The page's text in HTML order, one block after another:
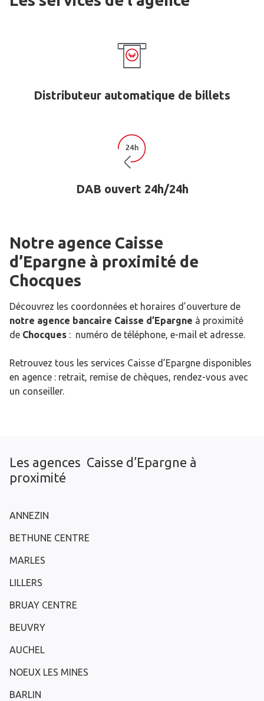
Distributeur automatique de billets
DAB ouvert 24h/24h
Notre agence Caisse
d’Epargne à proximité de
Chocques
Découvrez les coordonnées et horaires d’ouverture de
notre agence bancaire Caisse d’Epargne à proximité
de Chocques : numéro de téléphone, e-mail et adresse.
Retrouvez tous les services Caisse d’Epargne disponibles
en agence : retrait, remise de chèques, rendez-vous avec
un conseiller.
Les agences Caisse d’Epargne à
proximité
ANNEZIN
BETHUNE CENTRE
MARLES
LILLERS
BRUAY CENTRE
BEUVRY
AUCHEL
NOEUX LES MINES
BARLIN